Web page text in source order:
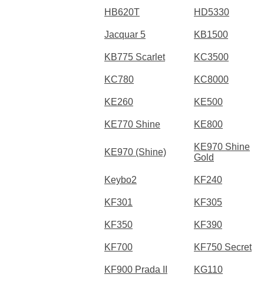
HB620T HD5330
Jacquar 5 KB1500
KB775 Scarlet KC3500
KC780 KC8000
KE260 KE500
KE770 Shine KE800
KE970 (Shine)
KE970 Shine
Gold
Keybo2 KF240
KF301 KF305
KF350 KF390
KF700 KF750 Secret
KF900 Prada II KG110